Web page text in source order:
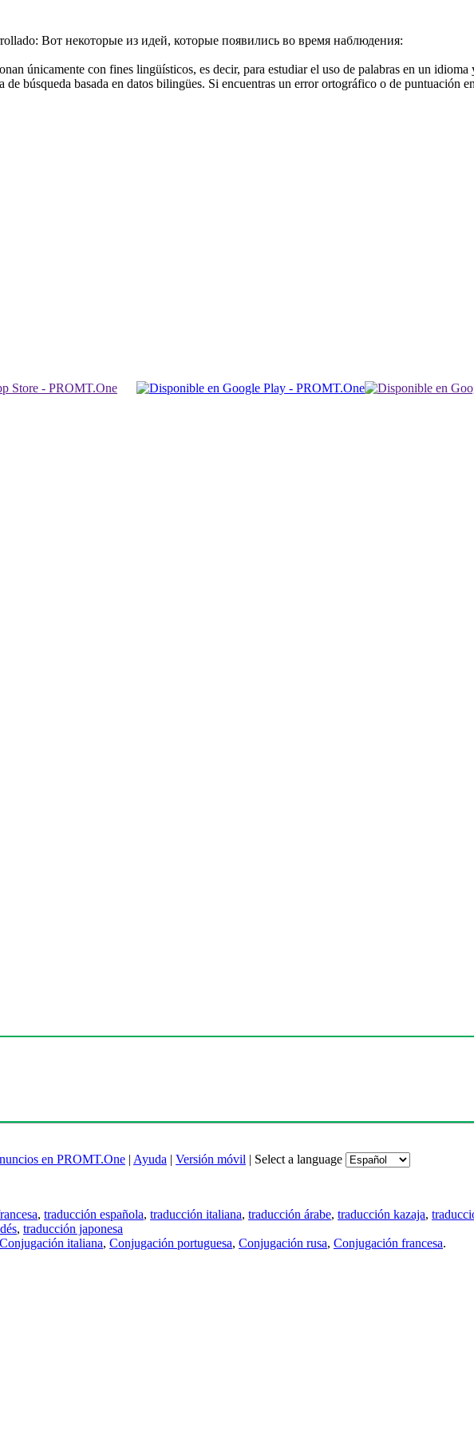
Вот некоторые из идей, которые появились во время наблюдения:
únicamente con fines lingüísticos, es decir, para estudiar el uso de palabras en un
búsqueda basada en datos bilingües. Si encuentras un error ortográfico o de puntuación
en PROMT.One | Ayuda | Versión móvil | Select a language
, traducción española, traducción italiana, traducción árabe, traducción kazaja,
, traducción japonesa
Conjugación italiana, Conjugación portuguesa, Conjugación rusa, Conjugación francesa.